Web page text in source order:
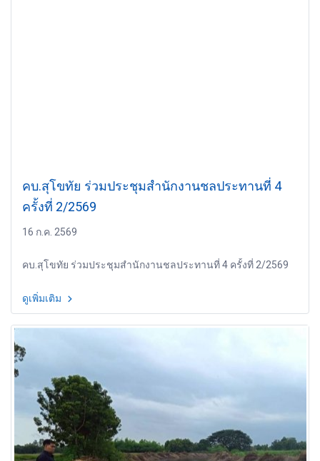
คบ.สุโขทัย ร่วมประชุมสำนักงานชลประทานที่ 4
ครั้งที่ 2/2569
16 ก.ค. 2569
คบ.สุโขทัย ร่วมประชุมสำนักงานชลประทานที่ 4 ครั้งที่ 2/2569
ดูเพิ่มเติม